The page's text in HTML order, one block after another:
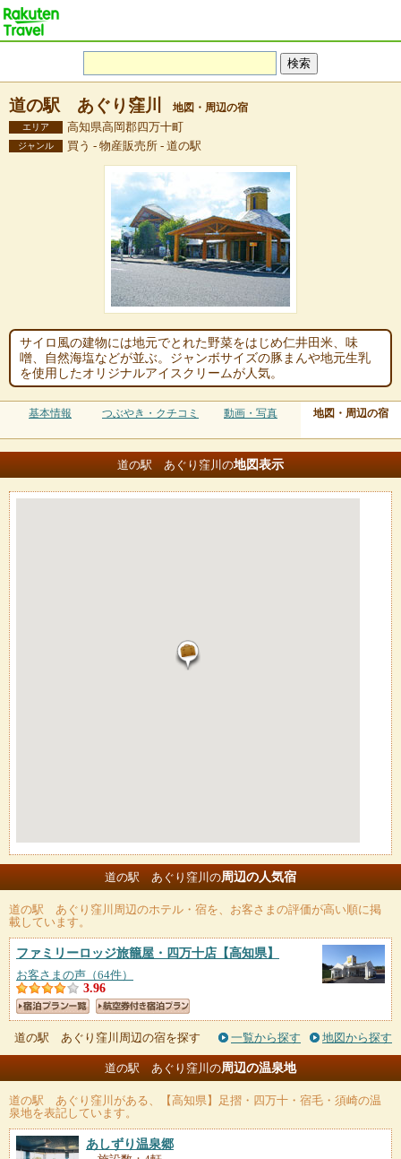
道の駅 あぐり窪川 地図・周辺の宿
エリア 高知県高岡郡四万十町
ジャンル 買う - 物産販売所 - 道の駅
サイロ風の建物には地元でとれた野菜をはじめ仁井田米、味
噌、自然海塩などが並ぶ。ジャンボサイズの豚まんや地元生乳
を使用したオリジナルアイスクリームが人気。
基本情報 つぶやき・クチコミ 動画・写真 地図・周辺の宿
道の駅 あぐり窪川の地図表示
道の駅 あぐり窪川の周辺の人気宿
道の駅 あぐり窪川 周辺のホテル・宿を、お客さまの評価が高い順に掲
載しています。
ファミリーロッジ旅籠屋・四万十店 【高知県】
お客さまの声（64件）
3.96
道の駅 あぐり窪川周辺の宿を探す 一覧から探す 地図から探す
道の駅 あぐり窪川の周辺の温泉地
道の駅 あぐり窪川 がある、【高知県】足摺・四万十・宿毛・須崎の温
泉地を表記しています。
あしずり温泉郷